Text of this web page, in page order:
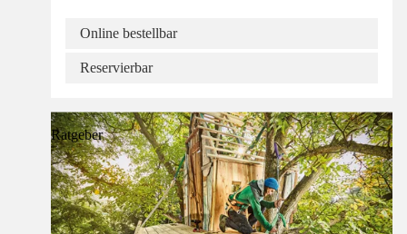
Online bestellbar
Reservierbar
Ratgeber